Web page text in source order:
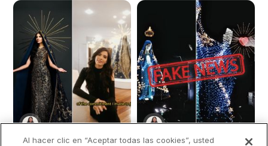
Al hacer clic en “Aceptar todas las cookies”, usted